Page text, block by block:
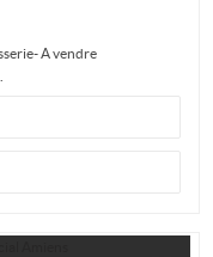
A vendre